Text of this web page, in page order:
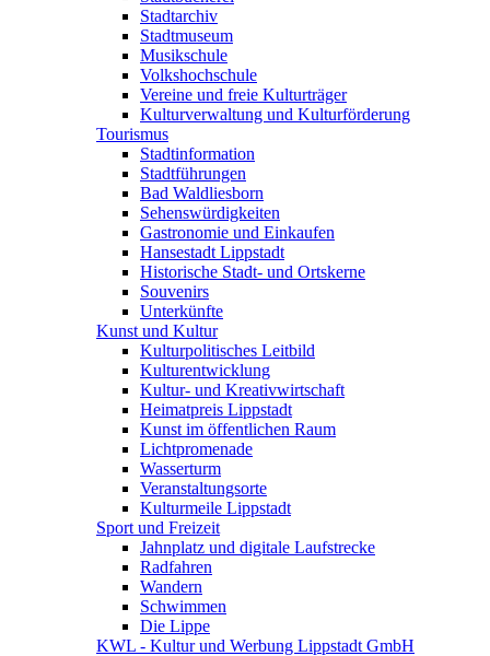
Stadtarchiv
Stadtmuseum
Musikschule
Volkshochschule
Vereine und freie Kulturträger
Kulturverwaltung und Kulturförderung
Tourismus
Stadtinformation
Stadtführungen
Bad Waldliesborn
Sehenswürdigkeiten
Gastronomie und Einkaufen
Hansestadt Lippstadt
Historische Stadt- und Ortskerne
Souvenirs
Unterkünfte
Kunst und Kultur
Kulturpolitisches Leitbild
Kulturentwicklung
Kultur- und Kreativwirtschaft
Heimatpreis Lippstadt
Kunst im öffentlichen Raum
Lichtpromenade
Wasserturm
Veranstaltungsorte
Kulturmeile Lippstadt
Sport und Freizeit
Jahnplatz und digitale Laufstrecke
Radfahren
Wandern
Schwimmen
Die Lippe
KWL - Kultur und Werbung Lippstadt GmbH